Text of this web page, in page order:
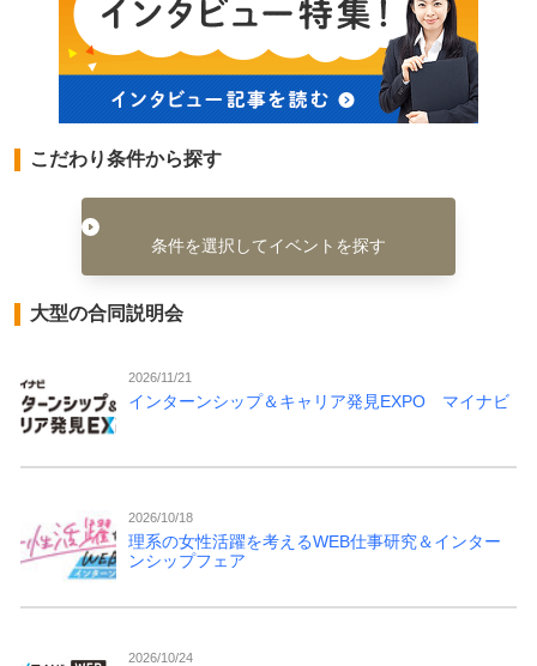
こだわり条件から探す
条件を選択してイベントを探す
大型の合同説明会
2026/11/21
インターンシップ＆キャリア発見EXPO マイナビ
2026/10/18
理系の女性活躍を考えるWEB仕事研究＆インター
ンシップフェア
2026/10/24